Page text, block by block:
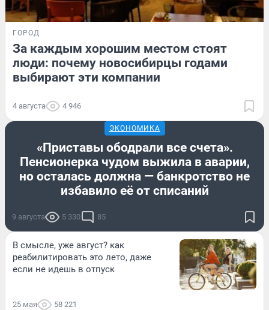
ГОРОД
За каждым хорошим местом стоят
люди: почему новосибирцы годами
выбирают эти компании
4 августа 4 946
ЭКОНОМИКА
«Приставы ободрали все счета».
Пенсионерка чудом выжила в аварии,
но осталась должна — банкротство не
избавило её от списаний
9 августа 5 330 85
В смысле, уже август? как
реабилитировать это лето, даже
если не идешь в отпуск
25 мая 58 221